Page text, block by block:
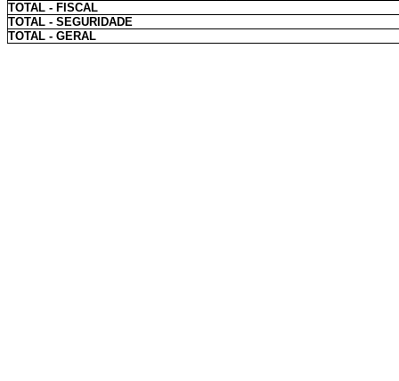
TOTAL - FISCAL
TOTAL - SEGURIDADE
TOTAL - GERAL